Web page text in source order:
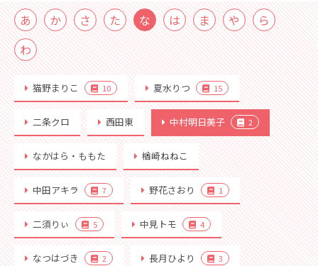
あ か さ た な は ま や
ら
わ
猫野まりこ 10 夏水りつ 15
二条クロ 西田東 中村明日美子 2
なかはら・ももた 楢崎ねねこ
中田アキラ 7 野花さおり 1
二須りぃ 5 中見トモ 4
なつはづき 2 長月ひより 3